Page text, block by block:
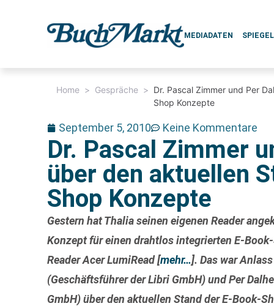
MEDIADATEN
Home > Gespräche > Dr. Pascal Zimmer und Per
Shop Konzepte
September 5, 2010 Keine Kommentare
Dr. Pascal Zimmer
über den aktuellen
Shop Konzepte
Gestern hat Thalia seinen eigenen Reader
Konzept für einen drahtlos integrierten E-
Reader Acer LumiRead[mehr…]. Das war
(Geschäftsführer der Libri GmbH) und Per
GmbH) über den aktuellen Stand der E-Book-